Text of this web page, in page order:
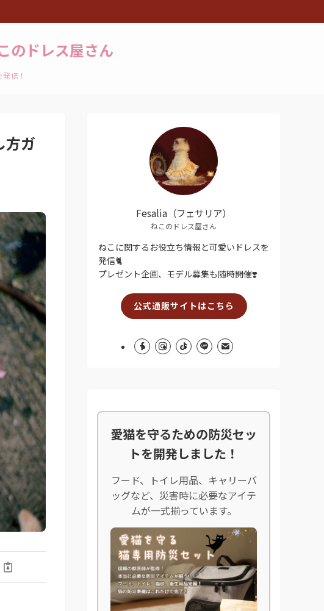
のドレス屋さん
信！
方ガ
Fesalia（フェサリア）
ねこのドレス屋さん
ねこに関するお役立ち情報と可愛いドレスを
発信🐈
プレゼント企画、モデル募集も随時開催❣️
公式通販サイトはこちら
愛猫を守るための防災セッ
トを開発しました！
フード、トイレ用品、キャリーバ
ッグなど、災害時に必要なアイテ
ムが一式揃っています。